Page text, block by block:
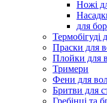
Ножі
для
Термобігуді
Праски для
Плойки для
Тримери
Фени для
Бритви для
Гребінці та